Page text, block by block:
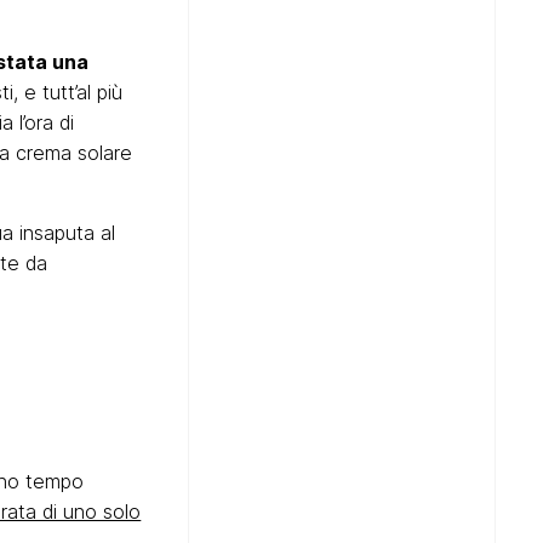
una
e tutt’al più
l’ora di
crema solare
insaputa al
da
tempo
di uno solo